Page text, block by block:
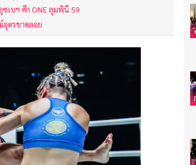
ซเบฯ ศึก ONE ลุมพินี 59
ดรขาดลอย